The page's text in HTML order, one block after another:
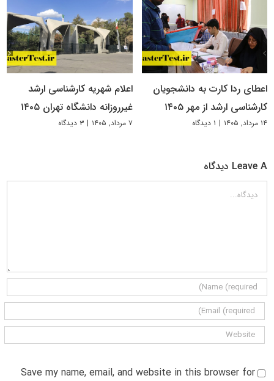
اعطای ردا کارت به دانشجویان
کارشناسی ارشد از مهر ۱۴۰۵
۱۴ مرداد, ۱۴۰۵ | ۱ دیدگاه
اعلام شهریه کارشناسی ارشد
غیرروزانه دانشگاه تهران ۱۴۰۵
۷ مرداد, ۱۴۰۵ | ۳ دیدگاه
Leave A دیدگاه
دیدگاه
Save my name, email, and website in this browser for